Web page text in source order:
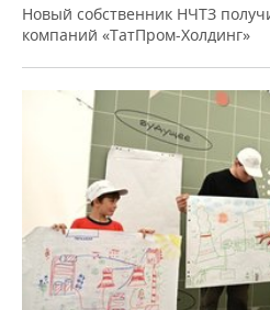
Новый собственник НЧТЗ
компаний «ТатПром-Холдинг»